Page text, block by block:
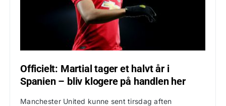
Officielt: Martial tager et halvt år i
Spanien – bliv klogere på handlen her
Manchester United kunne sent tirsdag aften